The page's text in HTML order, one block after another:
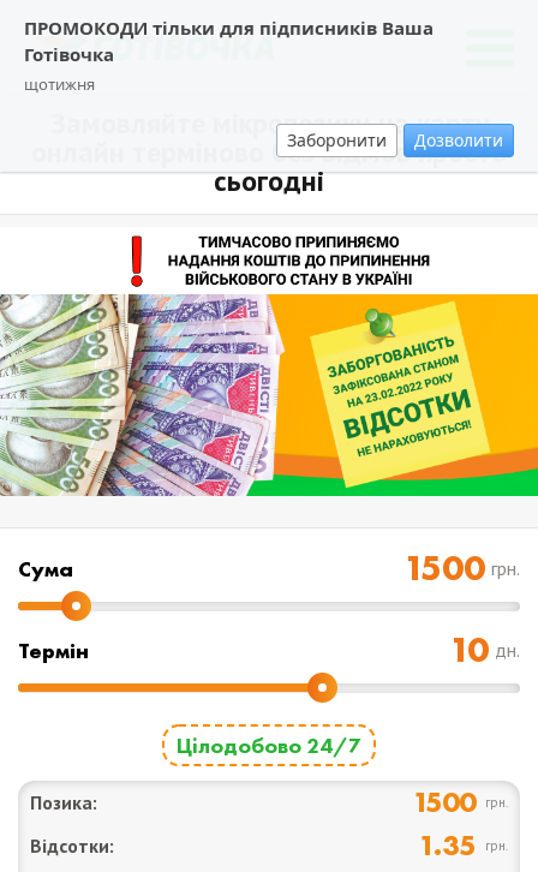
ПРОМОКОДИ тільки для підписників Ваша
Готівочка
щотижня
Заборонити Дозволити
Замовляйте мікропозики на карту
онлайн терміново без відмов просто
сьогодні
Cума грн.
Термін дн.
Цілодобово 24/7
Позика: 1500 грн.
Відсотки: 1.35 грн.